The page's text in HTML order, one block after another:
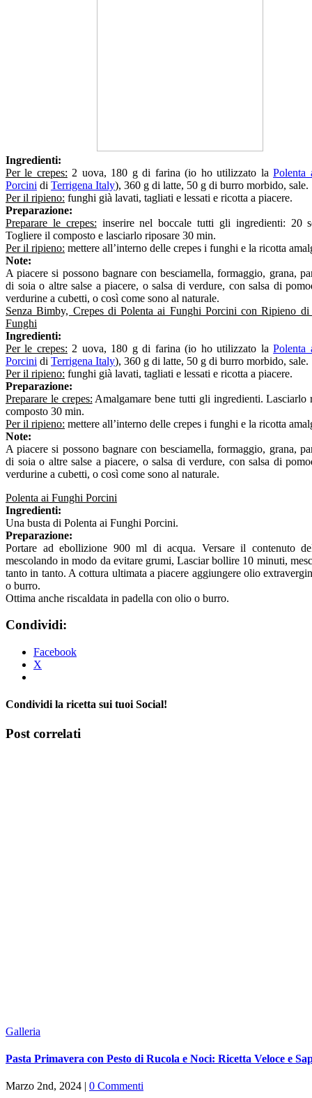
Ingredienti:
Per le crepes: 2 uova, 180 g di farina (io ho utilizzato laPolenta
Porcini di Terrigena Italy), 360 g di latte, 50 g di burro morbido, sale.
Per il ripieno: funghi già lavati, tagliati e lessati e ricotta a piacere.
Preparazione:
Preparare le crepes: inserire nel boccale tutti gli ingredienti: 20
Togliere il composto e lasciarlo riposare 30 min.
Per il ripieno: mettere all’interno delle crepes i funghi e la ricotta
Note:
A piacere si possono bagnare con besciamella, formaggio, grana,
di soia o altre salse a piacere, o salsa di verdure, con salsa di
verdurine a cubetti, o così come sono al naturale.
Senza Bimby, Crepes di Polenta ai Funghi Porcini con Ripieno
Funghi
Ingredienti:
Per le crepes: 2 uova, 180 g di farina (io ho utilizzato laPolenta
Porcini di Terrigena Italy), 360 g di latte, 50 g di burro morbido, sale.
Per il ripieno: funghi già lavati, tagliati e lessati e ricotta a piacere.
Preparazione:
Preparare le crepes: Amalgamare bene tutti gli ingredienti. Lasciarlo
composto 30 min.
Per il ripieno: mettere all’interno delle crepes i funghi e la ricotta
Note:
A piacere si possono bagnare con besciamella, formaggio, grana,
di soia o altre salse a piacere, o salsa di verdure, con salsa di
verdurine a cubetti, o così come sono al naturale.
Polenta ai Funghi Porcini
Ingredienti:
Una busta di Polenta ai Funghi Porcini.
Preparazione:
Portare ad ebollizione 900 ml di acqua. Versare il contenuto
mescolando in modo da evitare grumi, Lasciar bollire 10 minuti,
tanto in tanto. A cottura ultimata a piacere aggiungere olio
o burro.
Ottima anche riscaldata in padella con olio o burro.
Condividi:
Facebook
X
Condividi la ricetta sui tuoi Social!
Facebook
X
Tumblr
Pinterest
Post correlati
Galleria
Pasta Primavera con Pesto di Rucola e Noci: Ricetta Veloce e
Marzo 2nd, 2024 | 0 Commenti